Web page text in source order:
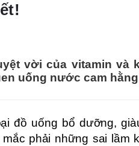
vời của vitamin và
uống nước cam hằng
đồ uống bổ dưỡng,
phải những sai lầm